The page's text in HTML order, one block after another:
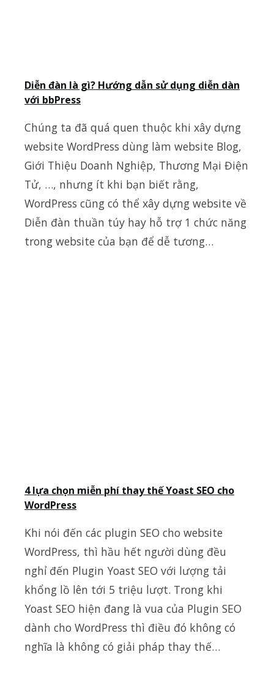
Diễn đàn là gì? Hướng dẫn sử dụng diễn dàn
với bbPress
Chúng ta đã quá quen thuộc khi xây dựng
website WordPress dùng làm website Blog,
Giới Thiệu Doanh Nghiệp, Thương Mại Điện
Tử, …, nhưng ít khi bạn biết rằng,
WordPress cũng có thể xây dựng website về
Diễn đàn thuần túy hay hỗ trợ 1 chức năng
trong website của bạn để dễ tương…
4 lựa chọn miễn phí thay thế Yoast SEO cho
WordPress
Khi nói đến các plugin SEO cho website
WordPress, thì hầu hết người dùng đều
nghỉ đến Plugin Yoast SEO với lượng tải
khổng lồ lên tới 5 triệu lượt. Trong khi
Yoast SEO hiện đang là vua của Plugin SEO
dành cho WordPress thì điều đó không có
nghĩa là không có giải pháp thay thế…